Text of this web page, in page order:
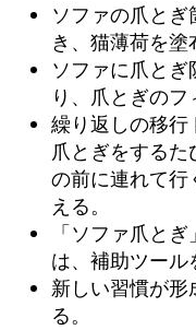
ソファの爪と
き、猫薄荷を塗
ソファに爪と
り、爪とぎのフ
繰り返しの移
爪とぎをする
の前に連れて
える。
「ソファ爪と
は、補助ツール
新しい習慣が
る。